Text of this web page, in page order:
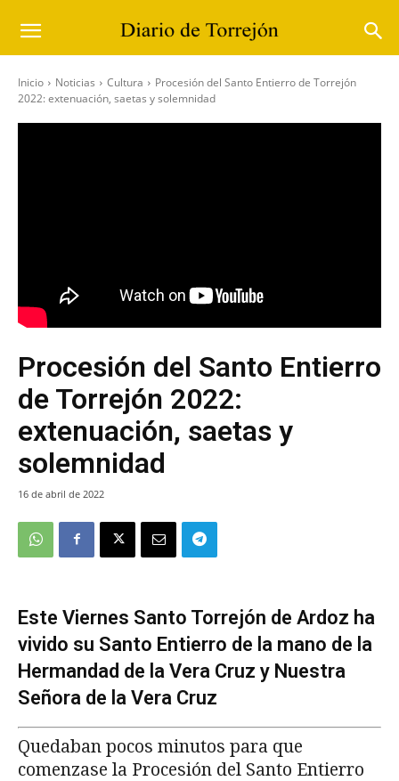
Inicio Noticias Cultura
Procesión del Santo Entierro de Torrejón
2022: extenuación, saetas y solemnidad
Procesión del Santo Entierro
de Torrejón 2022:
extenuación, saetas y
solemnidad
16 de abril de 2022
Este Viernes Santo Torrejón de Ardoz ha
vivido su Santo Entierro de la mano de la
Hermandad de la Vera Cruz y Nuestra
Señora de la Vera Cruz
Quedaban pocos minutos para que
comenzase la Procesión del Santo Entierro